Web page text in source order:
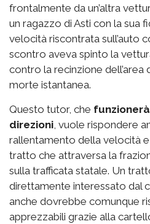
frontalmente da un’altra
un ragazzo di Asti con la sua
velocità riscontrata sull’auto
scontro aveva spinto la
contro la recinzione
morte istantanea.
Questo tutor, che
direzioni, vuole rispondere
rallentamento della velocità
tratto che attraversa la
sulla trafficata statale. Un
direttamente interessato dal
anche dovrebbe comunque
apprezzabili grazie alla